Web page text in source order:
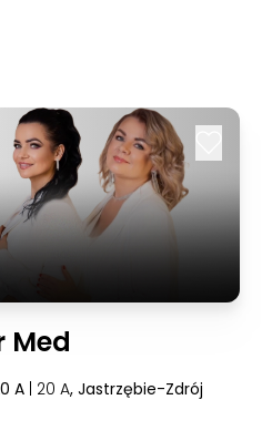
Med
A | 20 A, Jastrzębie-Zdrój